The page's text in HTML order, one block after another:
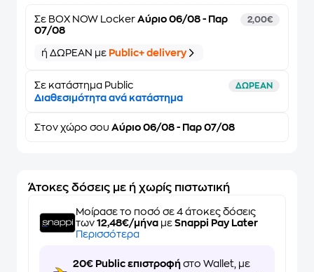
Σε BOX NOW Locker Αύριο 06/08 - Παρ
07/08
2,00€
ή ΔΩΡΕΑΝ με Public+ delivery
Σε κατάστημα Public ΔΩΡΕΑΝ
Διαθεσιμότητα ανά κατάστημα
Στον χώρο σου Αύριο 06/08 - Παρ 07/08
Άτοκες δόσεις με ή χωρίς πιστωτική
Μοίρασε το ποσό σε 4 άτοκες δόσεις
των 12,48€/μήνα με Snappi Pay Later
Περισσότερα
20€ Public επιστροφή στο Wallet, με